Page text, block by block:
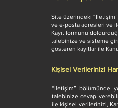
Site üzerindeki
ve e-posta adresleri ve
Kayıt formunu
talebinize ve sisteme
gösteren kayıtlar ile
Kişisel Verilerinizi
“İletişim” bölümünde
talebinize cevap
ile kişisel verilerinizi,